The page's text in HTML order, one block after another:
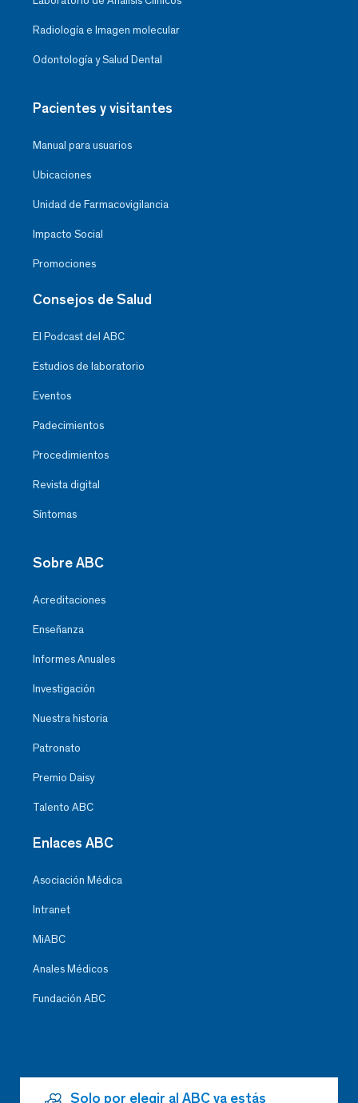
Radiología e Imagen molecular
Odontología y Salud Dental
Pacientes y visitantes
Manual para usuarios
Ubicaciones
Unidad de Farmacovigilancia
Impacto Social
Promociones
Consejos de Salud
El Podcast del ABC
Estudios de laboratorio
Eventos
Padecimientos
Procedimientos
Revista digital
Síntomas
Sobre ABC
Acreditaciones
Enseñanza
Informes Anuales
Investigación
Nuestra historia
Patronato
Premio Daisy
Talento ABC
Enlaces ABC
Asociación Médica
Intranet
MiABC
Anales Médicos
Fundación ABC
Solo por elegir al ABC ya estás